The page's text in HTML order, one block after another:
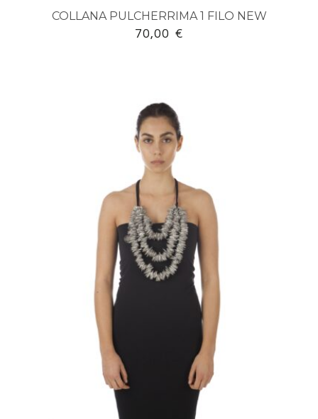
COLLANA PULCHERRIMA 1 FILO NEW
70,00 €